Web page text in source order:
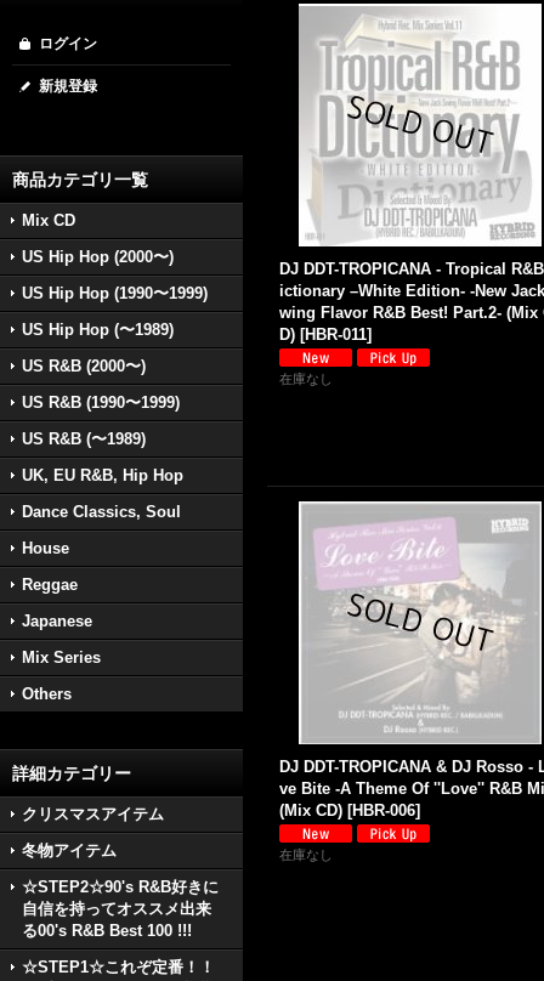
ログイン
新規登録
商品カテゴリ一覧
Mix CD
US Hip Hop (2000〜)
US Hip Hop (1990〜1999)
US Hip Hop (〜1989)
US R&B (2000〜)
US R&B (1990〜1999)
US R&B (〜1989)
UK, EU R&B, Hip Hop
Dance Classics, Soul
House
Reggae
Japanese
Mix Series
Others
詳細カテゴリー
クリスマスアイテム
冬物アイテム
☆STEP2☆90's R&B好きに
自信を持ってオススメ出来
る00's R&B Best 100 !!!
☆STEP1☆これぞ定番！！
DJ DDT-TROPICANA - Tropical
ictionary –White Edition- -New
wing Flavor R&B Best! Part.2- (Mix
D) [HBR-011]
在庫なし
DJ DDT-TROPICANA & DJ Rosso -
ve Bite -A Theme Of ''Love'' R&B
(Mix CD) [HBR-006]
在庫なし